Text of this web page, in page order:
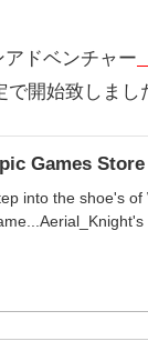
ドベンチャー
で開始致しまし
Games
into the shoe's